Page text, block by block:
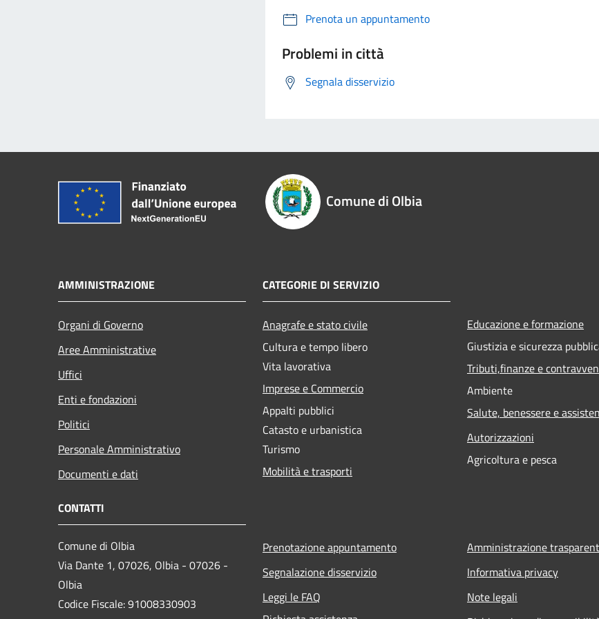
Prenota un appuntamento
Problemi in città
Segnala disservizio
Comune di Olbia
AMMINISTRAZIONE
Organi di Governo
Aree Amministrative
Uffici
Enti e fondazioni
Politici
Personale Amministrativo
Documenti e dati
CATEGORIE DI SERVIZIO
Anagrafe e stato civile
Cultura e tempo libero
Vita lavorativa
Imprese e Commercio
Appalti pubblici
Catasto e urbanistica
Turismo
Mobilità e trasporti
Educazione e formazione
Giustizia e sicurezza
Tributi,finanze e
Ambiente
Salute, benessere e
Autorizzazioni
Agricoltura e pesca
CONTATTI
Comune di Olbia
Via Dante 1, 07026, Olbia - 07026 -
Olbia
Codice Fiscale: 91008330903
Prenotazione appuntamento
Segnalazione disservizio
Leggi le FAQ
Amministrazione
Informativa privacy
Note legali